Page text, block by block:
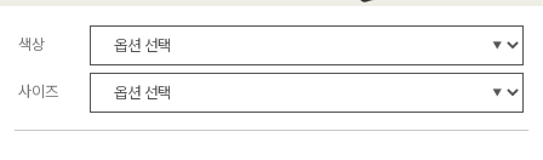
색상
사이즈